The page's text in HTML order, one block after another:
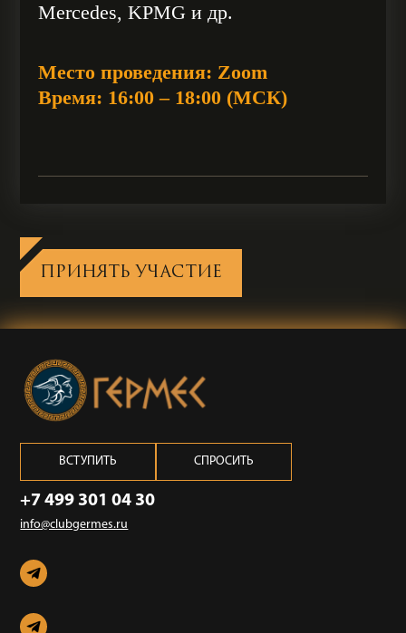
Mercedes, KPMG и др.
Место проведения: Zoom
Время: 16:00 – 18:00 (МСК)
ПРИНЯТЬ УЧАСТИЕ
ВСТУПИТЬ СПРОСИТЬ
+7 499 301 04 30
info@clubgermes.ru